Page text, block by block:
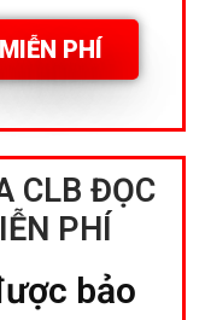
PHÍ
CLB ĐỌC
PHÍ
bảo